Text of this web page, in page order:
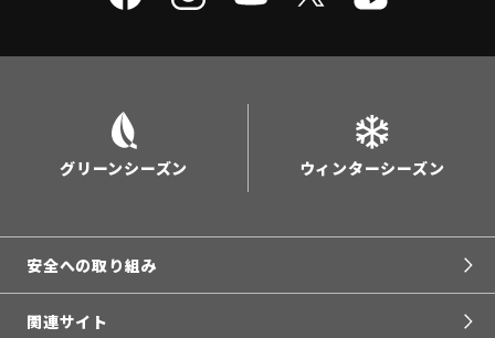
グリーンシーズン ウィンターシーズン
安全への取り組み
関連サイト